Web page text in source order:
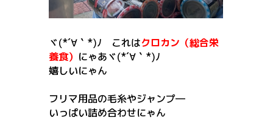
ヾ(*´∀｀*)ﾉ これはクロカン（総合栄
養食） にゃあヾ(*´∀｀*)ﾉ
嬉しいにゃん
フリマ用品の毛糸やジャンプ―
いっぱい詰め合わせにゃん